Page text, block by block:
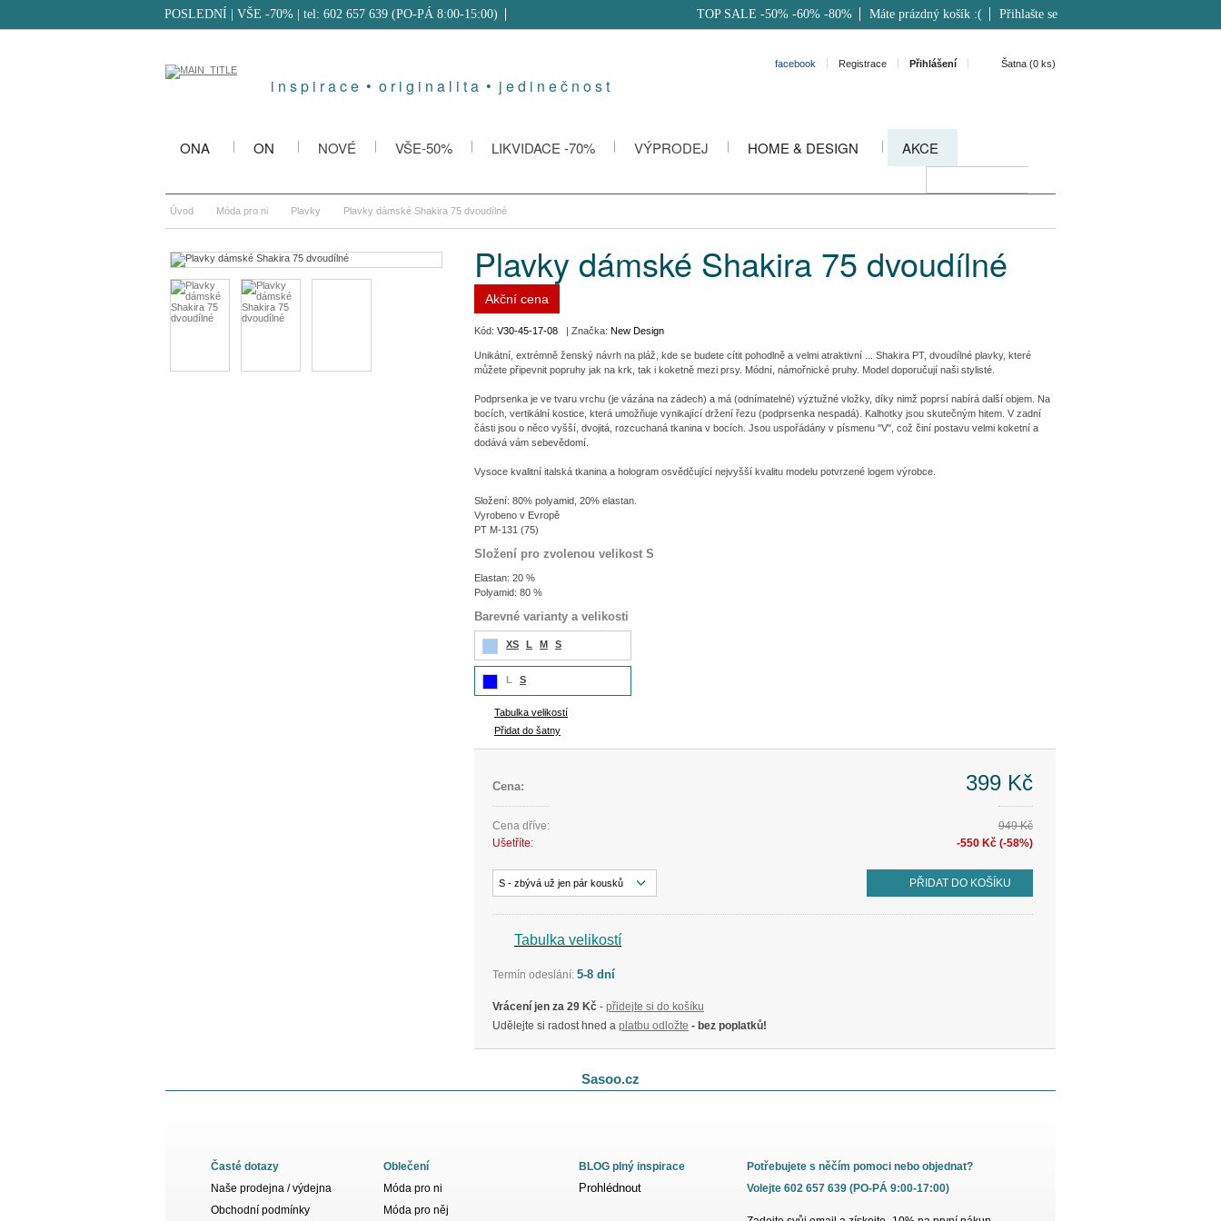
i n s p i r a c e • o r i g i n a l i t a • j e d i n e č n o s t
POSLEDNÍ | VŠE -70%| tel: 602 657 639 (PO-PÁ 8:00-15:00) TOP SALE -50% -60% -80% Máte prázdný košík :( Přihlašte se
facebook Registrace Přihlášení Šatna (0 ks)
ONA ON NOVÉ VŠE-50% LIKVIDACE -70% VÝPRODEJ HOME & DESIGN AKCE
Úvod Móda pro ni Plavky Plavky dámské Shakira 75 dvoudílné
Plavky dámské Shakira 75 dvoudílné
Akční cena
Kód: V30-45-17-08 | Značka: New Design
Unikátní, extrémně ženský návrh na pláž, kde se budete cítit pohodlně a velmi atraktivní ... Shakira PT, dvoudílné plavky, které
můžete připevnit popruhy jak na krk, tak i koketně mezi prsy. Módní, námořnické pruhy. Model doporučují naši stylisté.
Podprsenka je ve tvaru vrchu (je vázána na zádech) a má (odnímatelné) výztužné vložky, díky nimž poprsí nabírá další objem. Na
bocích, vertikální kostice, která umožňuje vynikající držení řezu (podprsenka nespadá). Kalhotky jsou skutečným hitem. V zadní
části jsou o něco vyšší, dvojitá, rozcuchaná tkanina v bocích. Jsou uspořádány v písmenu "V", což činí postavu velmi koketní a
dodává vám sebevědomí.
Vysoce kvalitní italská tkanina a hologram osvědčující nejvyšší kvalitu modelu potvrzené logem výrobce.
Složení: 80% polyamid, 20% elastan.
Vyrobeno v Evropě
PT M-131 (75)
Složení pro zvolenou velikost S
Elastan: 20 %
Polyamid: 80 %
Barevné varianty a velikosti
XS L M S
L S
Tabulka velikostí
Přidat do šatny
Cena: 399 Kč
Cena dříve:
949 Kč
Ušetříte:
-550 Kč (-58%)
S - zbývá už jen pár kousků PŘIDAT DO KOŠÍKU
Tabulka velikostí
Termín odeslání: 5-8 dní
Vrácení jen za 29 Kč - přidejte si do košíku
Udělejte si radost hned a platbu odložte - bez poplatků!
Sasoo.cz
Časté dotazy
Naše prodejna / výdejna
Obchodní podmínky
Oblečení
Móda pro ni
Móda pro něj
BLOG plný inspirace
Prohlédnout
Potřebujete s něčím pomoci nebo objednat?
Volejte 602 657 639 (PO-PÁ 9:00-17:00)